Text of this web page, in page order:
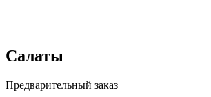
Салаты
Предварительный заказ